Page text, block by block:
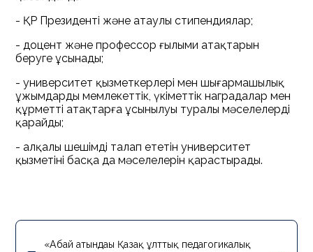
- ҚР Президенті және атаулы стипендиялар;
- доцент және профессор ғылыми атақтарын
беруге ұсынады;
- университет қызметкерлері мен шығармашылық
ұжымдардың мемлекеттік, үкіметтік наградалар мен
құрметті атақтарға ұсынылуы туралы мәселелерді
қарайды;
- алқалы шешімді талап ететін университет
қызметінің басқа да мәселелерін қарастырады.
«Абай атындағы Қазақ ұлттық педагогикалық